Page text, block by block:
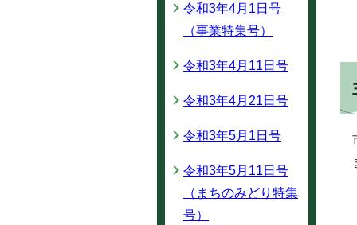
令和3年4月1日号
（事業特集号）
令和3年4月11日号
令和3年4月21日号
令和3年5月1日号
令和3年5月11日号
（まちのみどり特集
号）